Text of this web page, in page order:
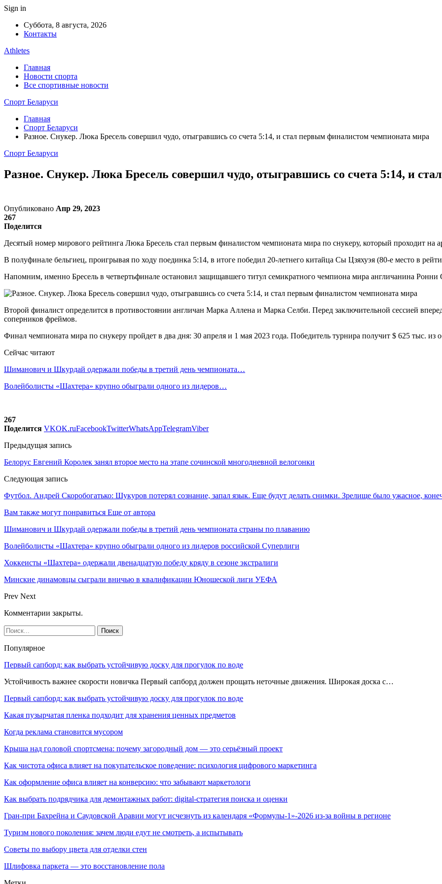
Sign in
Суббота, 8 августа, 2026
Контакты
Athletes
Главная
Новости спорта
Все спортивные новости
Спорт Беларуси
Главная
Спорт Беларуси
Разное. Снукер. Люка Бресель совершил чудо, отыгравшись со счета 5:14, и стал первым финалистом чемпионата мира
Спорт Беларуси
Разное. Снукер. Люка Бресель совершил чудо, отыгравшись со счета 5:14, и
Опубликовано Апр 29, 2023
267
Поделится
Десятый номер мирового рейтинга Люка Бресель стал первым финалистом чемпионата мира по снукеру, который проходит
В полуфинале бельгиец, проигрывая по ходу поединка 5:14, в итоге победил 20-летнего китайца Сы Цзяхуэя (80-е место в
Напомним, именно Бресель в четвертьфинале остановил защищавшего титул семикратного чемпиона мира англичанина
Второй финалист определится в противостоянии англичан Марка Аллена и Марка Селби. Перед заключительной сессией
соперников фреймов.
Финал чемпионата мира по снукеру пройдет в два дня: 30 апреля и 1 мая 2023 года. Победитель турнира получит $ 625 тыс. из
Сейчас читают
Шиманович и Шкурдай одержали победы в третий день чемпионата…
Волейболисты «Шахтера» крупно обыграли одного из лидеров…
267
Поделится VKOK.ruFacebookTwitterWhatsAppTelegramViber
Предыдущая запись
Белорус Евгений Королек занял второе место на этапе сочинской многодневной велогонки
Следующая запись
Футбол. Андрей Скоробогатько: Шукуров потерял сознание, запал язык. Еще будут делать снимки. Зрелище было ужасное,
Вам также могут понравиться Еще от автора
Шиманович и Шкурдай одержали победы в третий день чемпионата страны по плаванию
Волейболисты «Шахтера» крупно обыграли одного из лидеров российской Суперлиги
Хоккеисты «Шахтера» одержали двенадцатую победу кряду в сезоне экстралиги
Минские динамовцы сыграли вничью в квалификации Юношеской лиги УЕФА
Prev Next
Комментарии закрыты.
Популярное
Первый сапборд: как выбрать устойчивую доску для прогулок по воде
Устойчивость важнее скорости новичка Первый сапборд должен прощать неточные движения. Широкая доска с…
Первый сапборд: как выбрать устойчивую доску для прогулок по воде
Какая пузырчатая пленка подходит для хранения ценных предметов
Когда реклама становится мусором
Крыша над головой спортсмена: почему загородный дом — это серьёзный проект
Как чистота офиса влияет на покупательское поведение: психология цифрового маркетинга
Как оформление офиса влияет на конверсию: что забывают маркетологи
Как выбрать подрядчика для демонтажных работ: digital-стратегия поиска и оценки
Гран-при Бахрейна и Саудовской Аравии могут исчезнуть из календаря «Формулы-1»-2026 из-за войны в регионе
Туризм нового поколения: зачем люди едут не смотреть, а испытывать
Советы по выбору цвета для отделки стен
Шлифовка паркета — это восстановление пола